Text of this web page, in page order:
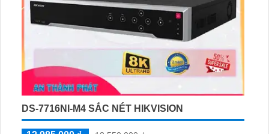
DS-7716NI-M4 SẮC NÉT HIKVISION